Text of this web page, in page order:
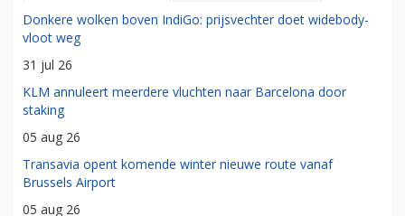
Donkere wolken boven IndiGo: prijsvechter doet widebody-
vloot weg
31 jul 26
KLM annuleert meerdere vluchten naar Barcelona door
staking
05 aug 26
Transavia opent komende winter nieuwe route vanaf
Brussels Airport
05 aug 26